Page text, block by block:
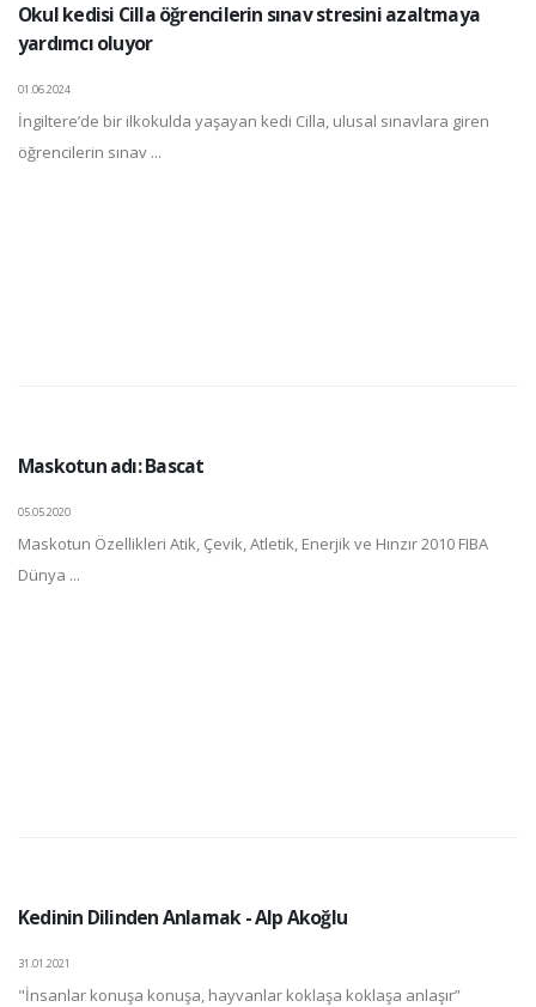
Okul kedisi Cilla öğrencilerin sınav stresini azaltmaya
yardımcı oluyor
01.06.2024
İngiltere’de bir ilkokulda yaşayan kedi Cilla, ulusal sınavlara giren
öğrencilerin sınav ...
Maskotun adı: Bascat
05.05.2020
Maskotun Özellikleri Atik, Çevik, Atletik, Enerjik ve Hınzır 2010 FIBA
Dünya ...
Kedinin Dilinden Anlamak - Alp Akoğlu
31.01.2021
"İnsanlar konuşa konuşa, hayvanlar koklaşa koklaşa anlaşır”